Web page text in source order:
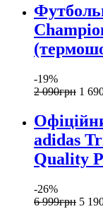
-19%
2 090грн 1
adidas
Quality
-26%
6 999грн 5